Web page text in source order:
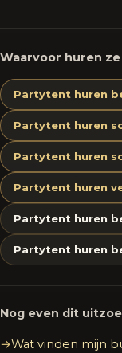
Waarvoor huren
Partytent huren
Partytent huren
Partytent huren
Partytent huren
Partytent huren
Partytent huren
Nog even dit
Wat vinden mijn